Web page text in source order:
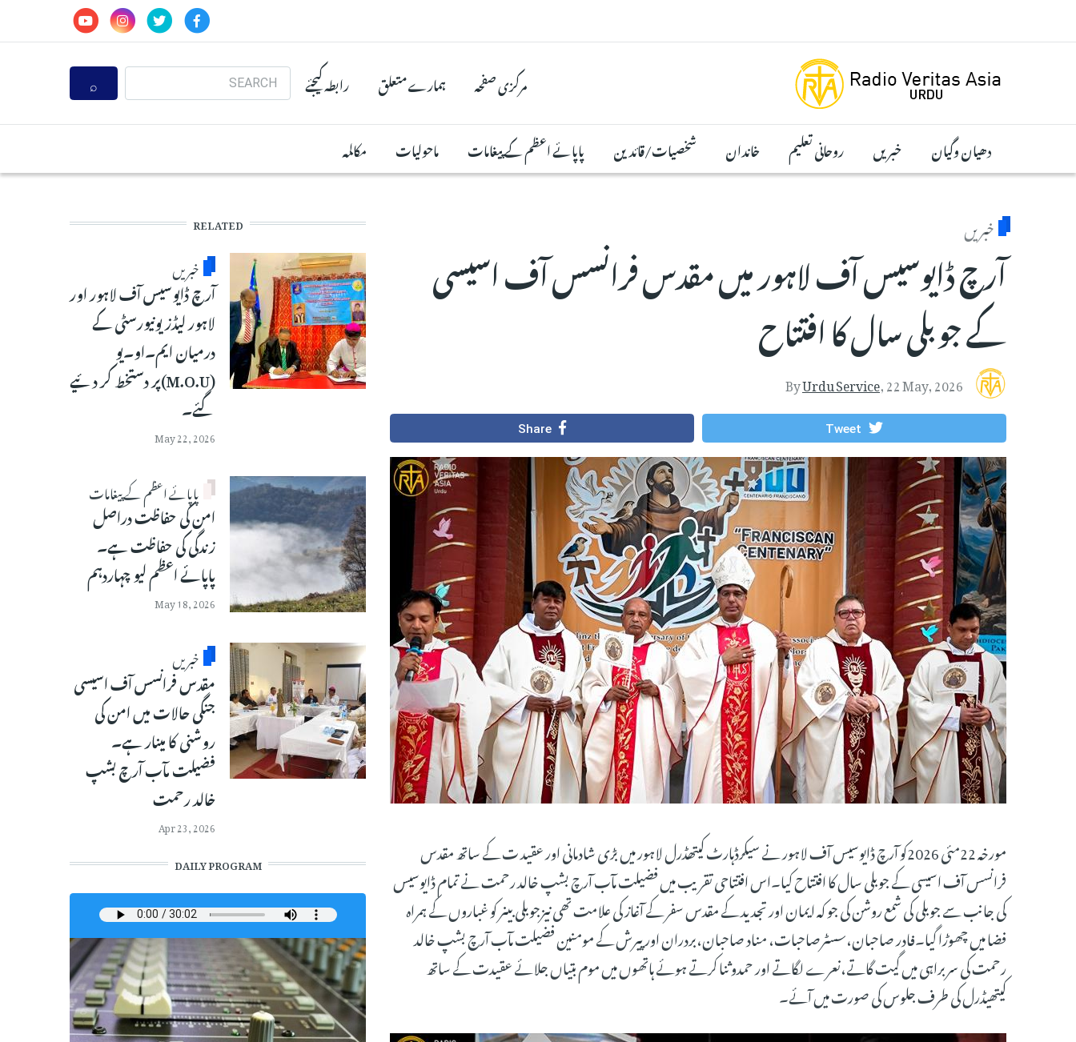
مرکزی صفحہ ہمارے متعلق رابطہ کیجئے
Search
دھیان وگیان خبریں روحانی تعلیم خاندان شخصیات/قائدین پاپائے اعظم کے پیغامات ماحولیات مکالمہ
خبریں
آرچ ڈایوسیس آف لاہور میں مقدس فرانسس آف اسیسی
کے جوبلی سال کا افتتاح
ByUrdu Service,22 May, 2026
Tweet
Share
مورخہ 22مئی 2026کو آرچ ڈایوسیس آف لاہور نے سیکرڈہارٹ کیتھڈرل لاہور میں بڑی شادمانی اور عقید ت کے ساتھ مقدس
فرانسس آف اسیسی کے جوبلی سال کا افتتاح کیا۔اس افتتاحی تقریب میں فضیلت مآب آرچ بشپ خالد رحمت نے تمام ڈایوسیس
کی جانب سے جوبلی کی شمع روشن کی جو کہ ایمان اور تجدید کے مقدس سفر کے آغاز کی علامت تھی نیزجوبلی بینر کو غباروں کے ہمراہ
فضا میں چھوڑا گیا۔فادر صاحبان،سسٹرصاحبات، مناد صاحبان،بردران اور پیرش کے مومنین فضیلت مآب آرچ بشپ خالد
رحمت کی سربراہی میں گیت گاتے،نعرے لگاتے اور حمدوثنا کرتے ہوئے ہاتھوں میں موم بتیاں جلائے عقیدت کے ساتھ
کیتھیڈرل کی طرف جلوس کی صورت میں آئے۔
RELATED
خبریں
آرچ ڈایوسیس آف لاہور اور
لاہور لیڈز یونیورسٹی کے
درمیان ایم۔او۔یو
(M.O.U)پر دستخط کر دئیے
گئے۔
May 22, 2026
پاپائے اعظم کے پیغامات
امن کی حفاظت دراصل
زندگی کی حفاظت ہے۔
پاپائے اعظم لیو چہاردہم
May 18, 2026
خبریں
مقدس فرانسس آف اسیسی
جنگی حالات میں امن کی
روشنی کا مینار ہے۔
فضیلت مآب آرچ بشپ
خالد رحمت
Apr 23, 2026
DAILY PROGRAM